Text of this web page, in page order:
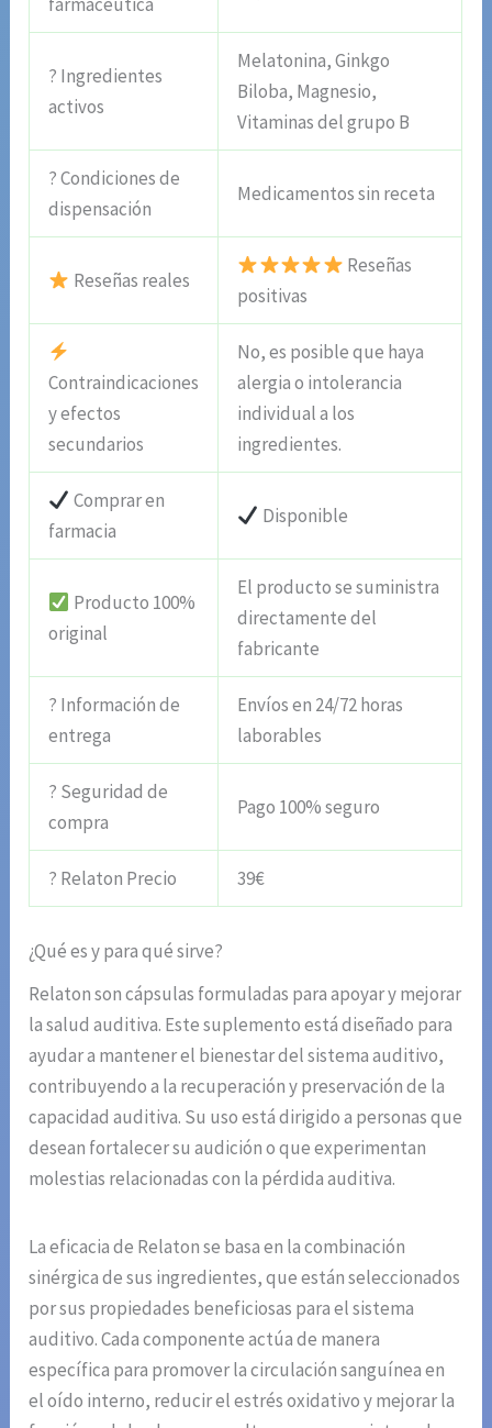
? Ingredientes
activos
Melatonina, Ginkgo
Biloba, Magnesio,
Vitaminas del grupo B
? Condiciones de
dispensación
Medicamentos sin receta
Reseñas reales
Reseñas
positivas
Contraindicaciones
y efectos
secundarios
No, es posible que haya
alergia o intolerancia
individual a los
ingredientes.
Comprar en
farmacia
Disponible
Producto 100%
original
El producto se suministra
directamente del
fabricante
? Información de
entrega
Envíos en 24/72 horas
laborables
? Seguridad de
compra
Pago 100% seguro
? Relaton Precio 39€
¿Qué es y para qué sirve?
Relaton son cápsulas formuladas para apoyar y mejorar
la salud auditiva. Este suplemento está diseñado para
ayudar a mantener el bienestar del sistema auditivo,
contribuyendo a la recuperación y preservación de la
capacidad auditiva. Su uso está dirigido a personas que
desean fortalecer su audición o que experimentan
molestias relacionadas con la pérdida auditiva.
La eficacia de Relaton se basa en la combinación
sinérgica de sus ingredientes, que están seleccionados
por sus propiedades beneficiosas para el sistema
auditivo. Cada componente actúa de manera
específica para promover la circulación sanguínea en
el oído interno, reducir el estrés oxidativo y mejorar la